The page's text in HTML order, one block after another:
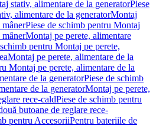
stativ, alimentare de la generatorPiese
alimentare de la generatorMontaj
Piese de schimb pentru Montaj
Montaj pe perete, alimentare
pentru Montaj pe perete,
Montaj pe perete, alimentare de la
Montaj pe perete, alimentare de la
de la generatorPiese de schimb
de la generatorMontaj pe perete,
rece-caldPiese de schimb pentru
butoane de reglare rece-
pentru AccesoriiPentru bateriile de